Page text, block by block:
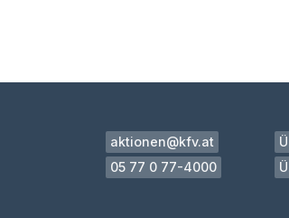
aktionen@kfv.at
05 77 0 77-4000